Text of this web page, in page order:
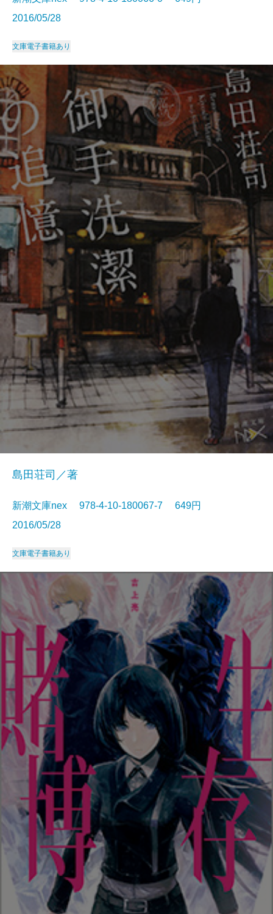
2016/05/28
文庫電子書籍あり
島田荘司／著
新潮文庫nex 978-4-10-180067-7 649円
2016/05/28
文庫電子書籍あり